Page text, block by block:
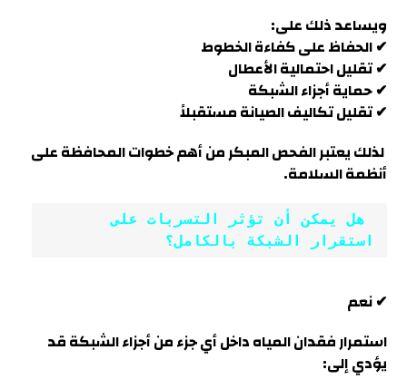
ويساعد ذلك على:
✔ الحفاظ على كفاءة الخطوط
✔ تقليل احتمالية الأعطال
✔ حماية أجزاء الشبكة
✔ تقليل تكاليف الصيانة مستقبلاً
لذلك يعتبر الفحص المبكر من أهم خطوات المحافظة على
أنظمة السلامة.
هل يمكن أن تؤثر التسربات على
استقرار الشبكة بالكامل؟
✔ نعم
استمرار فقدان المياه داخل أي جزء من أجزاء الشبكة قد
يؤدي إلى: